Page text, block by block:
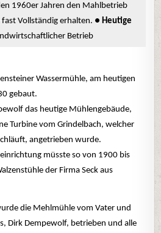
1960er Jahren den Mahlbetrieb
Vollständig erhalten. ● Heutige
Betrieb
Wassermühle, am heutigen
gebaut.
das heutige Mühlengebäude,
Turbine vom Grindelbach, welcher
angetrieben wurde.
müsste so von 1900 bis
der Firma Seck aus
die Mehlmühle vom Vater und
Dirk Dempewolf, betrieben und alle